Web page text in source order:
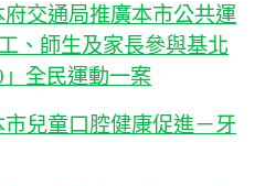
府交通局推廣本市公共運
、師生及家長參與基北
全民運動一案
市兒童口腔健康促進－牙